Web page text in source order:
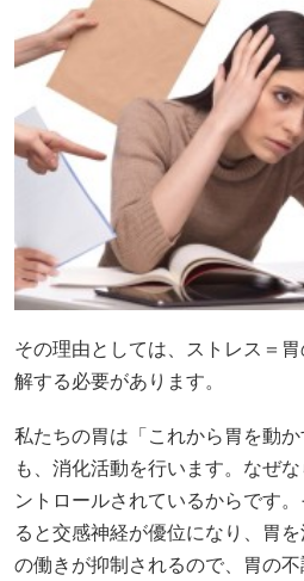
その理由としては、ストレス＝
解する必要があります。
私たちの胃は「これから胃を動
も、消化活動を行います。なぜ
ントロールされているからです
ると交感神経が優位になり、胃
の働きが抑制されるので、胃の